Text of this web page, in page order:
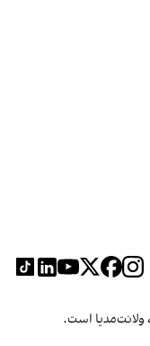
ولانت‌مدیا است.